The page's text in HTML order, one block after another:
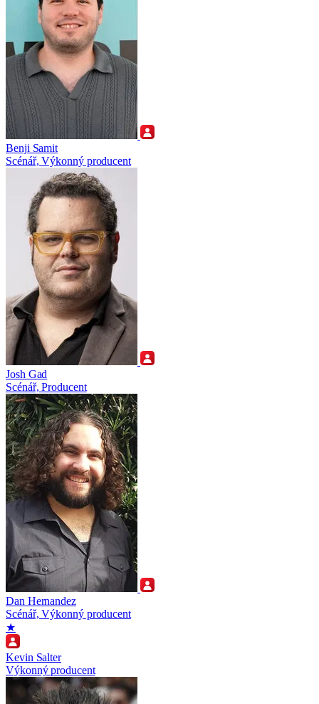
Benji Samit
Scénář, Výkonný producent
Josh Gad
Scénář, Producent
Dan Hernandez
Scénář, Výkonný producent
★
Kevin Salter
Výkonný producent